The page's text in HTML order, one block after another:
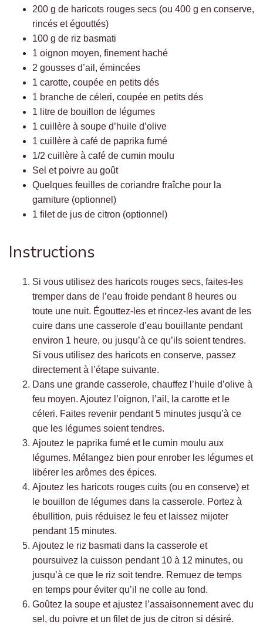
200 g de haricots rouges secs (ou 400 g en conserve,
rincés et égouttés)
100 g de riz basmati
1 oignon moyen, finement haché
2 gousses d’ail, émincées
1 carotte, coupée en petits dés
1 branche de céleri, coupée en petits dés
1 litre de bouillon de légumes
1 cuillère à soupe d’huile d’olive
1 cuillère à café de paprika fumé
1/2 cuillère à café de cumin moulu
Sel et poivre au goût
Quelques feuilles de coriandre fraîche pour la
garniture (optionnel)
1 filet de jus de citron (optionnel)
Instructions
Si vous utilisez des haricots rouges secs, faites-les
tremper dans de l’eau froide pendant 8 heures ou
toute une nuit. Égouttez-les et rincez-les avant de les
cuire dans une casserole d’eau bouillante pendant
environ 1 heure, ou jusqu’à ce qu’ils soient tendres.
Si vous utilisez des haricots en conserve, passez
directement à l’étape suivante.
Dans une grande casserole, chauffez l’huile d’olive à
feu moyen. Ajoutez l’oignon, l’ail, la carotte et le
céleri. Faites revenir pendant 5 minutes jusqu’à ce
que les légumes soient tendres.
Ajoutez le paprika fumé et le cumin moulu aux
légumes. Mélangez bien pour enrober les légumes et
libérer les arômes des épices.
Ajoutez les haricots rouges cuits (ou en conserve) et
le bouillon de légumes dans la casserole. Portez à
ébullition, puis réduisez le feu et laissez mijoter
pendant 15 minutes.
Ajoutez le riz basmati dans la casserole et
poursuivez la cuisson pendant 10 à 12 minutes, ou
jusqu’à ce que le riz soit tendre. Remuez de temps
en temps pour éviter qu’il ne colle au fond.
Goûtez la soupe et ajustez l’assaisonnement avec du
sel, du poivre et un filet de jus de citron si désiré.